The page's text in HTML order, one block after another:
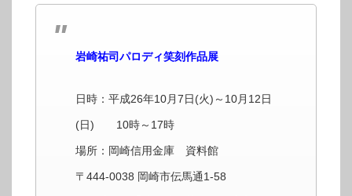
岩崎祐司パロディ笑刻作品展
日時：平成26年10月7日(火)～10月12日
(日) 10時～17時
場所：岡崎信用金庫 資料館
〒444-0038 岡崎市伝馬通1-58